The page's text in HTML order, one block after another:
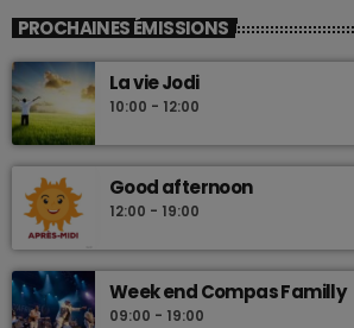
Les plus beaux Zouk des années 80
PROCHAINES ÉMISSIONS
La vie Jodi
10:00 - 12:00
Good afternoon
12:00 - 19:00
Week end Compas Familly
09:00 - 19:00